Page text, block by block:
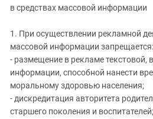
в средствах массовой информации
1. При осуществлении рекламной
массовой информации запрещается:
- размещение в рекламе текстовой,
информации, способной нанести
моральному здоровью населения;
- дискредитация авторитета
старшего поколения и воспитателей;